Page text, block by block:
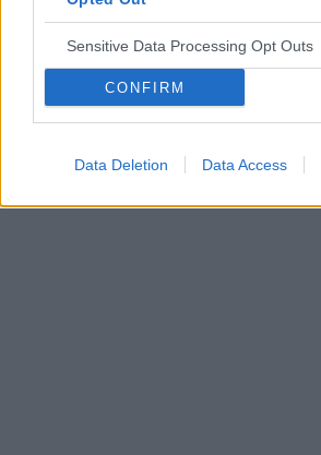
Sensitive Data Processing Opt Outs
CONFIRM
Data Deletion Data Access
Tematy przezierność karkowa
embolizacja mięśniaków macicy
ropień gruczołu bartholina